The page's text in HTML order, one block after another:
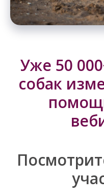
Уже 50
собак